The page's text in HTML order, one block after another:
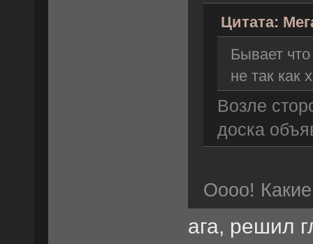
Цитата:
Бывает
не так как
Возле
доска
Оооо!
ага, решил